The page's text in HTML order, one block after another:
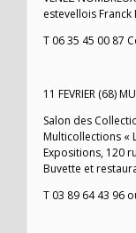
estevellois
T 06 35 45 00 87
11 FEVRIER (68)
Salon des
Multicollections «
Expositions, 120
Buvette et
T 03 89 64 43 96